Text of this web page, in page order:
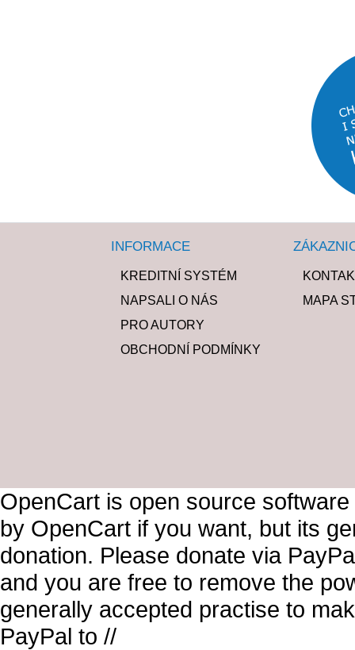
INFORMACE
KREDITNÍ SYSTÉM
NAPSALI O NÁS
PRO AUTORY
OBCHODNÍ PODMÍNKY
MAPA
OpenCart is open source
by OpenCart if you want, but its
donation. Please donate via
and you are free to remove the
generally accepted practise to
PayPal to //